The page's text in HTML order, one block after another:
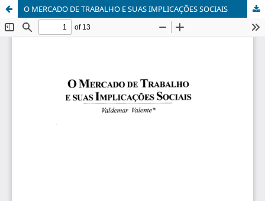
O MERCADO DE TRABALHO E SUAS IMPLICAÇÕES SOCIAIS